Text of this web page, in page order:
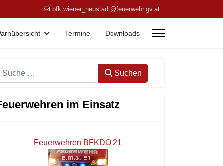
bfk.wiener_neustadt@feuerwehr.gv.at
Termine Downloads
Suchen Suchen
im Einsatz
Feuerwehren BFKDO 21